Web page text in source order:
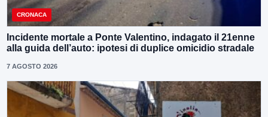
CRONACA
Incidente mortale a Ponte Valentino, indagato il 21enne
alla guida dell’auto: ipotesi di duplice omicidio stradale
7 AGOSTO 2026